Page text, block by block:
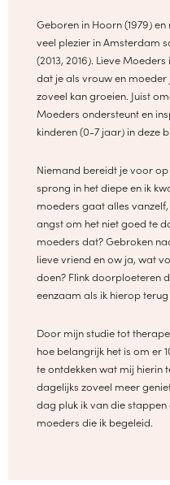
Geboren in Hoorn (1979)
veel plezier in Amsterdam
(2013, 2016). Lieve
dat je als vrouw en
zoveel kan groeien. Juist
Moeders ondersteunt en
kinderen (0-7 jaar) in deze
Niemand bereidt je voor
sprong in het diepe en ik
moeders gaat alles
angst om het niet goed te
moeders dat? Gebroken
lieve vriend en ow ja, wat
doen? Flink doorploeteren
eenzaam als ik hierop terug
Door mijn studie tot
hoe belangrijk het is om er
te ontdekken wat mij hierin
dagelijks zoveel meer
dag pluk ik van die
moeders die ik begeleid.